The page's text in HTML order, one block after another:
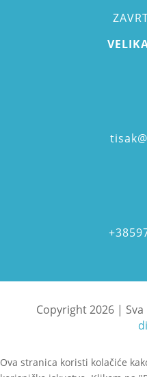
Copyright 2026 |
Ova stranica koristi kolačiće